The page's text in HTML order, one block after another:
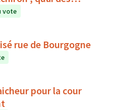
vote
rue de Bourgogne
pour la cour